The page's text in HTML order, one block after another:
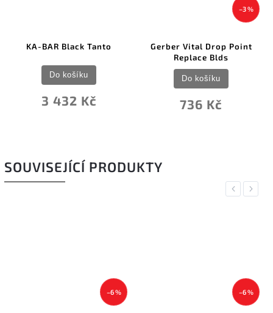
KA-BAR Black Tanto
3 432 Kč
Do košíku
–3 %
Gerber Vital Drop Point
Replace Blds
736 Kč
Do košíku
SOUVISEJÍCÍ PRODUKTY
Previous
–6 % –6 %
Next